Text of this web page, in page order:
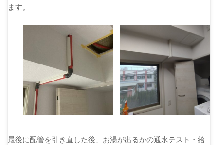
ます。
最後に配管を引き直した後、お湯が出るかの通水テスト・給